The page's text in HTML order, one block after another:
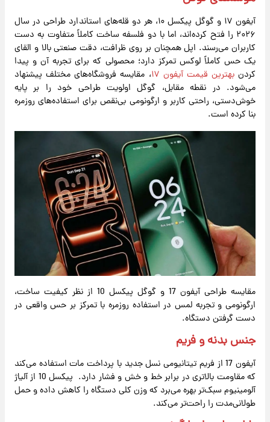
آیفون ۱۷ و گوگل پیکسل ۱۰، هر دو قله‌های استاندارد طراحی در سال
۲۰۲۶ را فتح کرده‌اند، اما با دو فلسفه ساخت کاملاً متفاوت به دست
کاربران می‌رسند. اپل همچنان بر روی ظرافت، دقت صنعتی بالا و القای
یک حس کاملاً لوکس تمرکز دارد؛ محصولی که برای تجربه آن و پیدا
کردنبهترین قیمت آیفون ۱۷
، مقایسه فروشگاه‌های مختلف پیشنهاد
می‌شود. در نقطه مقابل، گوگل اولویت طراحی خود را بر پایه
خوش‌دستی، راحتی کاربر و ارگونومی بی‌نقص برای استفاده‌های روزمره
بنا کرده است.
مقایسه طراحی آیفون 17 و گوگل پیکسل 10 از نظر کیفیت ساخت،
ارگونومی و تجربه لمس در استفاده روزمره با تمرکز بر حس واقعی در
دست گرفتن دستگاه.
جنس بدنه و فریم
آیفون 17 از فریم تیتانیومی نسل جدید با پرداخت مات استفاده می‌کند
که مقاومت بالاتری در برابر خط و خش و فشار دارد. پیکسل 10 از آلیاژ
آلومینیوم سبک‌تر بهره می‌برد که وزن کلی دستگاه را کاهش داده و حمل
طولانی‌مدت را راحت‌تر می‌کند.